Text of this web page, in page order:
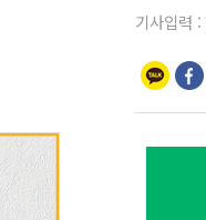
기사입력 :